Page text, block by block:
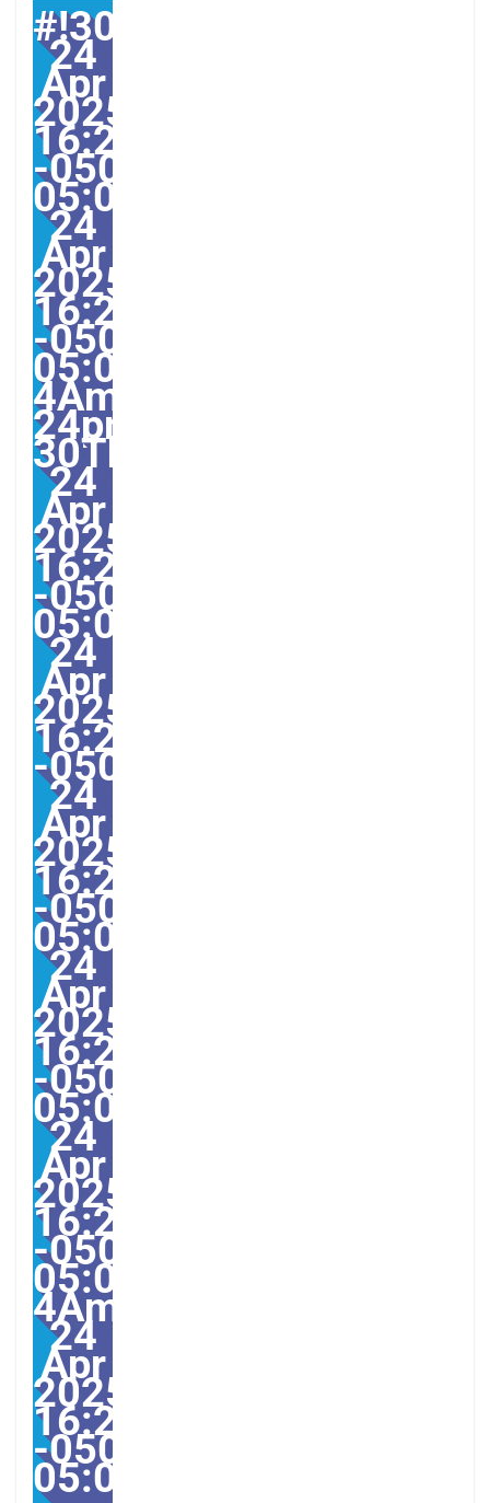
#!30Thu,
24
Apr
2025
16:21:00
-0500-
05:000030#30Thu,
24
Apr
2025
16:21:00
-0500-
05:00-
4America/
24pm30pm-
30Thu,
24
Apr
2025
16:21:00
-0500-
05:004America/
24
Apr
2025
16:21:00
-
24
Apr
2025
16:21:00
-0500-
05:00America/
24
Apr
2025
16:21:00
-0500-
05:000030#/30Thu,
24
Apr
2025
16:21:00
-0500-
05:00-
4America/
24
Apr
2025
16:21:00
-0500-
05:00America/